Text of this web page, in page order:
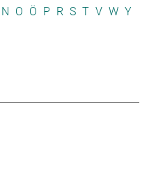
N O Ö P R S T V W Y